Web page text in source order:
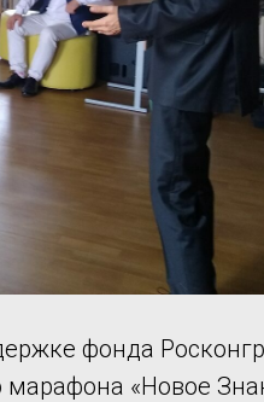
фонда
марафона «Новое